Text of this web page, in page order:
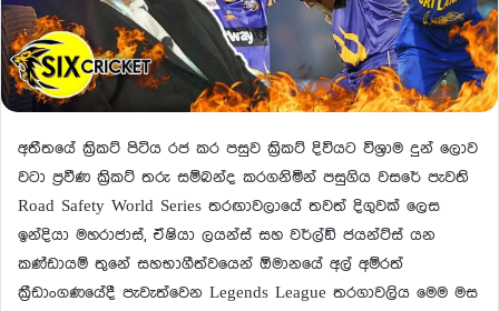
අතීතයේ ක්‍රිකට් පිටිය රජ කර පසුව ක්‍රිකට් දිවියට විශ්‍රාම දුන් ලොව
වටා ප්‍රවීණ ක්‍රිකට් තරු සම්බන්ද කරගනිමින් පසුගිය වසරේ පැවති
Road Safety World Series තරඟාවලායේ තවත් දිගුවක් ලෙස
ඉන්දියා මහරාජාස්, ඒෂියා ලයන්ස් සහ වර්ල්ඞ් ජයන්ට්ස් යන
කණ්ඩායම් තුනේ සහභාගීත්වයෙන් ඕමානයේ අල් අම්රත්
කී‍්‍රඩාංගණයේදී පැවැත්වෙන Legends League තරගාවලිය මෙම මස